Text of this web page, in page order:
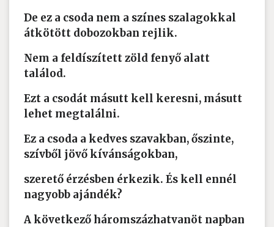
De ez a csoda nem a színes szalagokkal
átkötött dobozokban rejlik.
Nem a feldíszített zöld fenyő alatt
találod.
Ezt a csodát másutt kell keresni, másutt
lehet megtalálni.
Ez a csoda a kedves szavakban, őszinte,
szívből jövő kívánságokban,
szerető érzésben érkezik. És kell ennél
nagyobb ajándék?
A következő háromszázhatvanöt napban